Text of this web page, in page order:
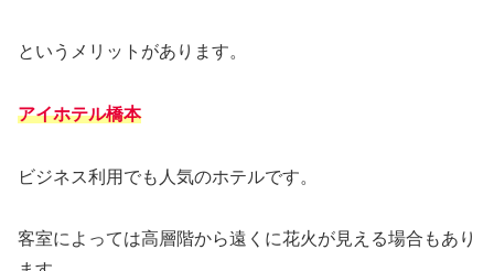
というメリットがあります。
アイホテル橋本
ビジネス利用でも人気のホテルです。
客室によっては高層階から遠くに花火が見える場合もあり